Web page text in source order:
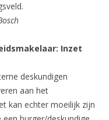
Inzet
deskundigen
aan het
kan echter moeilijk zijn